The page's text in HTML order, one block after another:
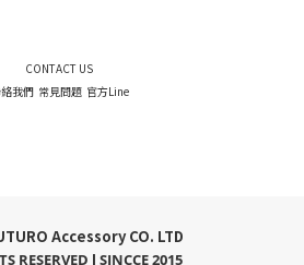
CONTACT US
我們 常見問題 官方Line
Accessory CO. LTD
RESERVED l SINCCE 2015